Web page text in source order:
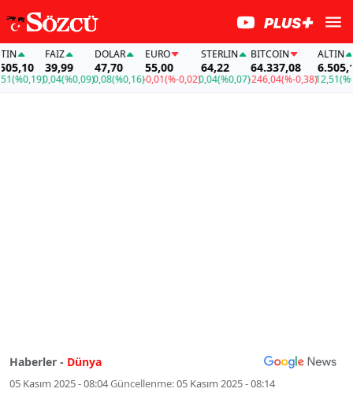
FAİZ
39,99
0,04(%0,09)
DOLAR
47,70
0,08(%0,16)
EURO
55,00
-0,01(%-0,02)
STERLIN
64,22
0,04(%0,07)
BITCOIN
64.337,08
-246,04(%-0,38)
ALTIN
6.505,10
12,51
Haberler - Dünya
05 Kasım 2025 - 08:04Güncellenme:05 Kasım 2025 - 08:14